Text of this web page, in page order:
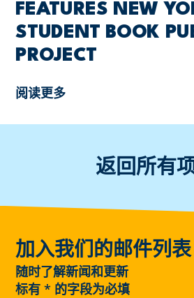
FEATURES NEW
STUDENT BOOK
PROJECT
阅读更多
返回所有
加入我们的邮件列表
随时了解新闻和更新
标有* 的字段为必填